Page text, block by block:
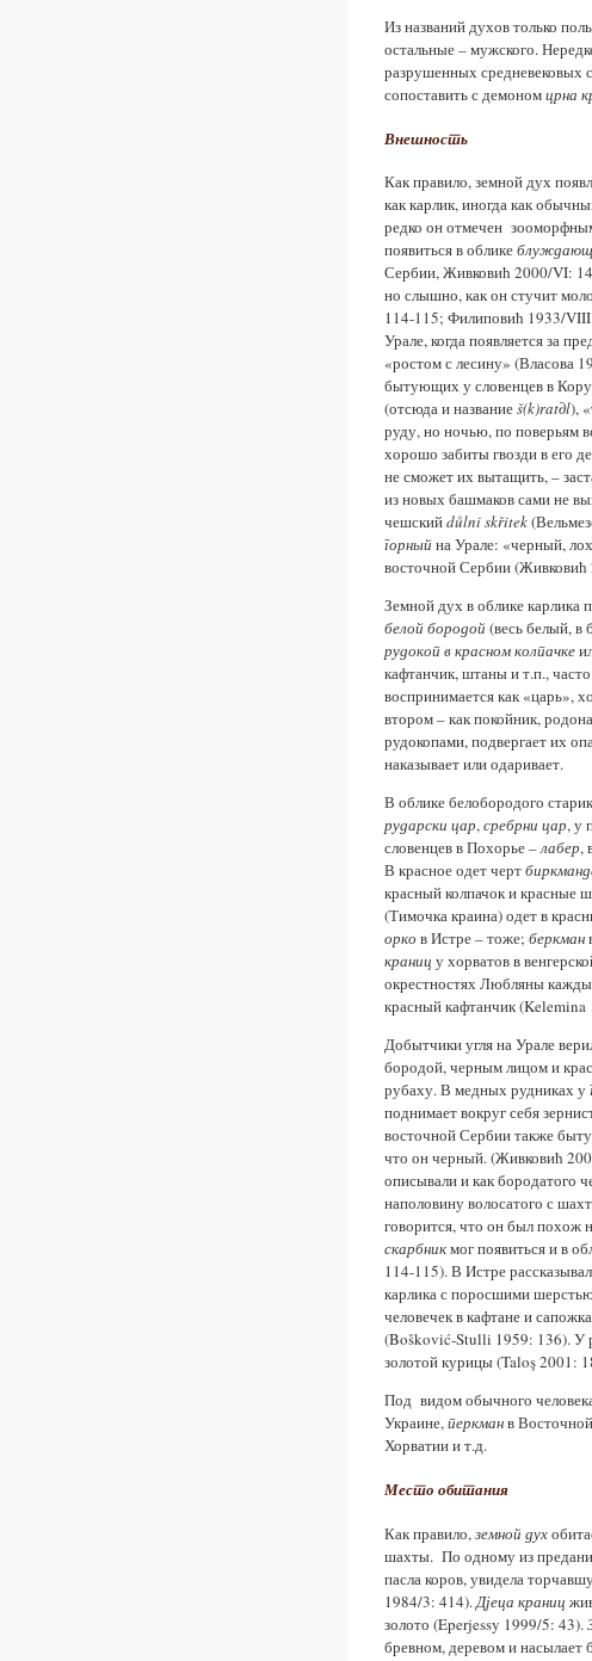
Из названий духов только
остальные – мужского.
разрушенных средневековых
сопоставить с демономцрна
Внешность
Как правило, земной дух
как карлик, иногда как
редко он отмечен
появиться в облике
Сербии, Живковић 2000/VI:
но слышно, как он стучит
114-115; Филиповић 1933/
Урале, когда появляется за
«ростом с лесину» (Власова
бытующих у словенцев в
(отсюда и названиеš(k)rat∂l),
руду, но ночью, по поверьям
хорошо забиты гвозди в его
не сможет их вытащить, –
из новых башмаков сами не
чешскийdůlni skřitek
горныйна Урале: «черный,
восточной Сербии
Земной дух в облике карлика
белой бородой(весь белый, в
рудокоп в красном колпачке
кафтанчик, штаны и т.п.,
воспринимается как «царь»,
втором – как покойник,
рудокопами, подвергает их
наказывает или одаривает.
В облике белобородого
рударски цар,сребрни цар, у
словенцев в Похорье –лабер,
В красное одет черт
красный колпачок и красные
(Тимочка краина) одет в
орко в Истре – тоже; беркман
краниц у хорватов в
окрестностях Любляны
красный кафтанчик
Добытчики угля на Урале
бородой, черным лицом и
рубаху. В медных рудниках у
поднимает вокруг себя
восточной Сербии также
что он черный. (Живковић
описывали и как бородатого
наполовину волосатого с
говорится, что он был похож
скарбникмог появиться и в
114-115). В Истре
карлика с поросшими
человечек в кафтане и
(Bošković-Stulli 1959: 136). У
золотой курицы (Taloş 2001:
Под видом обычного
Украине,перкманв
Хорватии и т.д.
Место обитания
Как правило,земной дух
шахты. По одному из
пасла коров, увидела
1984/3: 414).Дјеца краниц
золото (Eperjessy 1999/5: 43).
бревном, деревом и насылает